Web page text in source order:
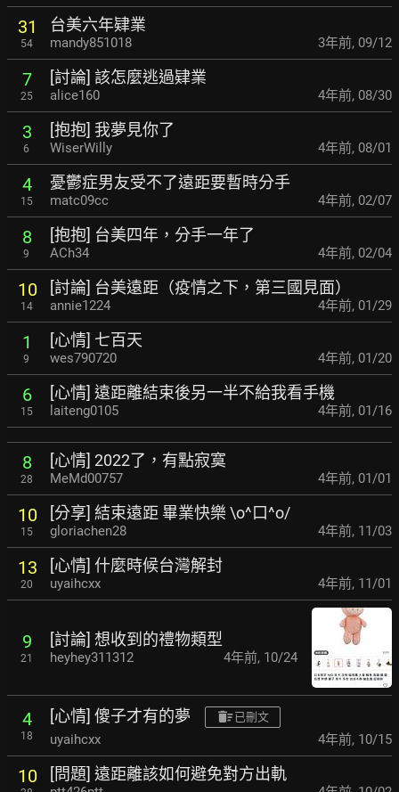
31
54
台美六年肄業
mandy851018 3年前, 09/12
7
25
[討論] 該怎麼逃過肄業
alice160 4年前, 08/30
3
6
[抱抱] 我夢見你了
WiserWilly 4年前, 08/01
4
15
憂鬱症男友受不了遠距要暫時分手
matc09cc 4年前, 02/07
8
9
[抱抱] 台美四年，分手一年了
ACh34 4年前, 02/04
10
14
[討論] 台美遠距（疫情之下，第三國見面）
annie1224 4年前, 01/29
1
9
[心情] 七百天
wes790720 4年前, 01/20
6
15
[心情] 遠距離結束後另一半不給我看手機
laiteng0105 4年前, 01/16
8
28
[心情] 2022了，有點寂寞
MeMd00757 4年前, 01/01
10
15
[分享] 結束遠距 畢業快樂 \o^口^o/
gloriachen28 4年前, 11/03
13
20
[心情] 什麼時候台灣解封
uyaihcxx 4年前, 11/01
9
21
[討論] 想收到的禮物類型
heyhey311312 4年前, 10/24
4
18
[心情] 傻子才有的夢 已刪文
uyaihcxx 4年前, 10/15
10 [問題] 遠距離該如何避免對方出軌